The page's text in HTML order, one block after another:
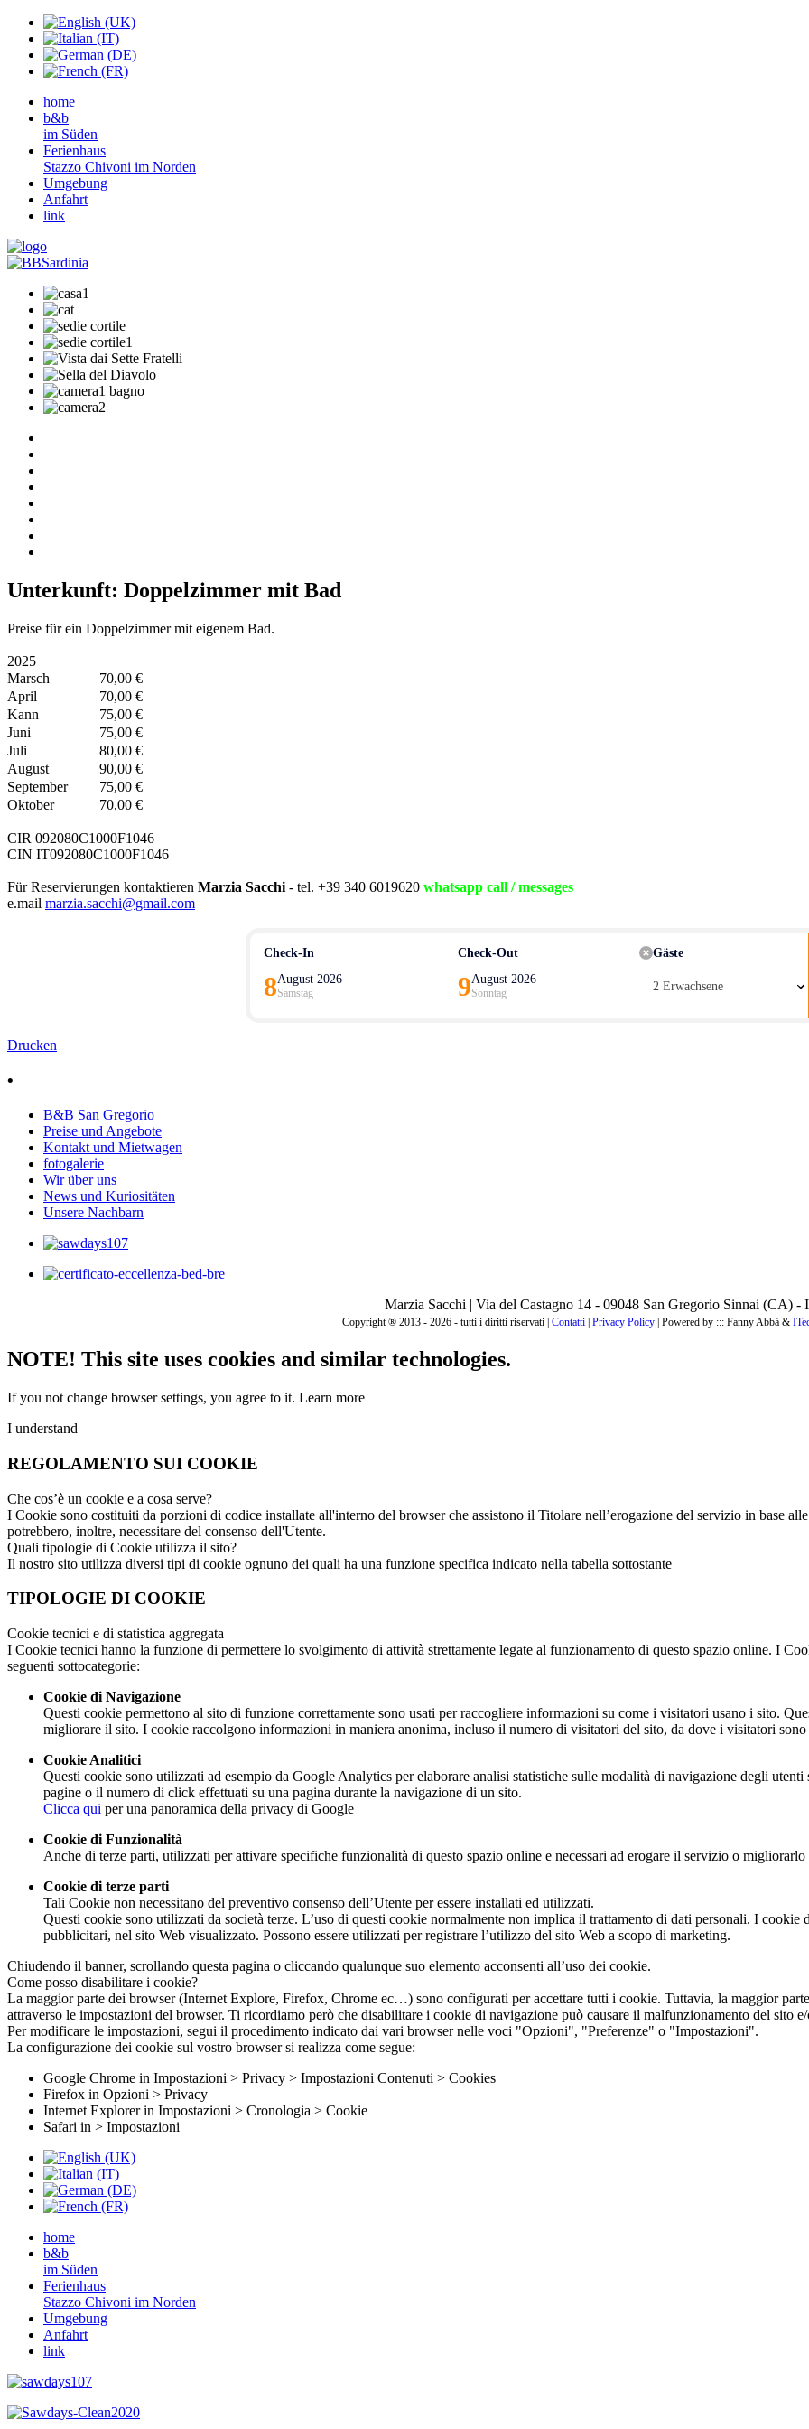
home
b&b
im Süden
Ferienhaus
Stazzo Chivoni im Norden
Umgebung
Anfahrt
link
Unterkunft: Doppelzimmer mit Bad
Preise für ein Doppelzimmer mit eigenem Bad.
2025
Marsch
70,00 €
April
70,00 €
Kann
75,00 €
Juni
75,00 €
Juli
80,00 €
August
90,00 €
September
75,00 €
Oktober
70,00 €
CIR 092080C1000F1046
CIN IT092080C1000F1046
Für Reservierungen kontaktieren Marzia Sacchi - tel. +39 340 6019620 whatsapp call / messages
e.mail marzia.sacchi@gmail.com
Check-In
8August 2026
Samstag
Check-Out
9August 2026
Sonntag
Gäste
2 Erwachsene
Drucken
•
B&B San Gregorio
Preise und Angebote
Kontakt und Mietwagen
fotogalerie
Wir über uns
News und Kuriositäten
Unsere Nachbarn
Marzia Sacchi | Via del Castagno 14 - 09048 San Gregorio Sinnai (CA) -
Copyright ® 2013 - 2026 - tutti i diritti riservati | Contatti Privacy Policy Powered by ::: Fanny Abbà &
NOTE! This site uses cookies and similar technologies.
If you not change browser settings, you agree to it. Learn more
I understand
REGOLAMENTO SUI COOKIE
Che cos’è un cookie e a cosa serve?
I Cookie sono costituiti da porzioni di codice installate all'interno del browser che assistono il Titolare nell’erogazione del servizio in base
potrebbero, inoltre, necessitare del consenso dell'Utente.
Quali tipologie di Cookie utilizza il sito?
Il nostro sito utilizza diversi tipi di cookie ognuno dei quali ha una funzione specifica indicato nella tabella sottostante
TIPOLOGIE DI COOKIE
Cookie tecnici e di statistica aggregata
I Cookie tecnici hanno la funzione di permettere lo svolgimento di attività strettamente legate al funzionamento di questo spazio online. I
seguenti sottocategorie:
Cookie di Navigazione
Questi cookie permettono al sito di funzione correttamente sono usati per raccogliere informazioni su come i visitatori usano i sito.
migliorare il sito. I cookie raccolgono informazioni in maniera anonima, incluso il numero di visitatori del sito, da dove i visitatori
Cookie Analitici
Questi cookie sono utilizzati ad esempio da Google Analytics per elaborare analisi statistiche sulle modalità di navigazione degli
pagine o il numero di click effettuati su una pagina durante la navigazione di un sito.
Clicca qui per una panoramica della privacy di Google
Cookie di Funzionalità
Anche di terze parti, utilizzati per attivare specifiche funzionalità di questo spazio online e necessari ad erogare il servizio o migliorarlo
Cookie di terze parti
Tali Cookie non necessitano del preventivo consenso dell’Utente per essere installati ed utilizzati.
Questi cookie sono utilizzati da società terze. L’uso di questi cookie normalmente non implica il trattamento di dati personali. I
pubblicitari, nel sito Web visualizzato. Possono essere utilizzati per registrare l’utilizzo del sito Web a scopo di marketing.
Chiudendo il banner, scrollando questa pagina o cliccando qualunque suo elemento acconsenti all’uso dei cookie.
Come posso disabilitare i cookie?
La maggior parte dei browser (Internet Explore, Firefox, Chrome ec…) sono configurati per accettare tutti i cookie. Tuttavia, la maggior
attraverso le impostazioni del browser. Ti ricordiamo però che disabilitare i cookie di navigazione può causare il malfunzionamento del sito
Per modificare le impostazioni, segui il procedimento indicato dai vari browser nelle voci "Opzioni", "Preferenze" o "Impostazioni".
La configurazione dei cookie sul vostro browser si realizza come segue:
Google Chrome in Impostazioni > Privacy > Impostazioni Contenuti > Cookies
Firefox in Opzioni > Privacy
Internet Explorer in Impostazioni > Cronologia > Cookie
Safari in > Impostazioni
home
b&b
im Süden
Ferienhaus
Stazzo Chivoni im Norden
Umgebung
Anfahrt
link